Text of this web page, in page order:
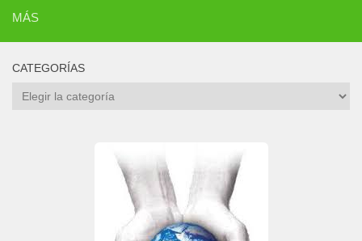
MÁS
CATEGORÍAS
Categorías